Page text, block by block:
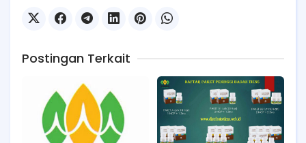
Postingan Terkait